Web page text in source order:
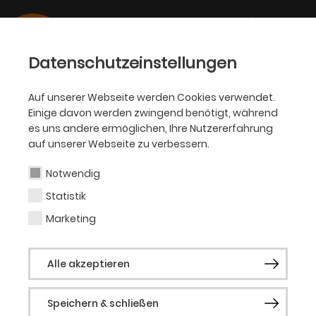
Datenschutzeinstellungen
Auf unserer Webseite werden Cookies verwendet.
Einige davon werden zwingend benötigt, während
es uns andere ermöglichen, Ihre Nutzererfahrung
auf unserer Webseite zu verbessern.
Notwendig
Statistik
Marketing
Alle akzeptieren
Speichern & schließen
JOBS
Arbeiten am Theater
Dortmund
Das Theater Dortmund gehört zu den größten
mit einer über 100-jährigen Tradition zu den
bedeutenden Bühnen des Ruhrgebiets.
An einer Vielzahl von Spielstätten bietet das
Theater Dortmund Vorstellungen in den